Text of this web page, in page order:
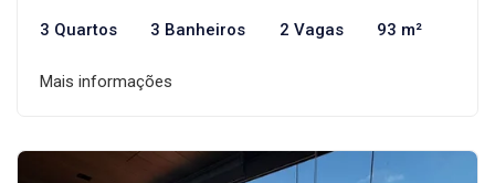
3 Quartos 3 Banheiros 2 Vagas 93 m²
Mais informações